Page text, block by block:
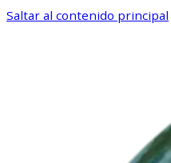
Saltar al contenido principal